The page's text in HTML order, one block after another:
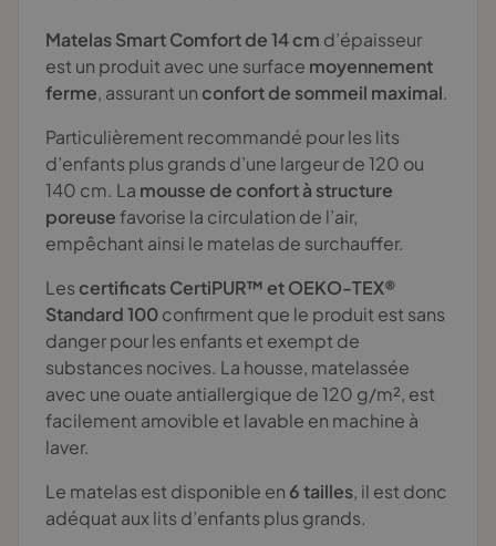
Matelas Smart Comfort de 14 cm d’épaisseur
est un produit avec une surface moyennement
ferme, assurant unconfort de sommeil maximal.
Particulièrement recommandé pour les lits
d’enfants plus grands d’une largeur de 120 ou
140 cm. La mousse de confort à structure
poreusefavorise la circulation de l’air,
empêchant ainsi le matelas de surchauffer.
Lescertificats CertiPUR™ et OEKO-TEX®
Standard 100confirment que le produit est sans
danger pour les enfants et exempt de
substances nocives. La housse, matelassée
avec une ouate antiallergique de 120 g/m², est
facilement amovible et lavable en machine à
laver.
Le matelas est disponible en 6 tailles, il est donc
adéquat aux lits d’enfants plus grands.